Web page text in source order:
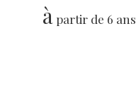
à partir de 6 ans